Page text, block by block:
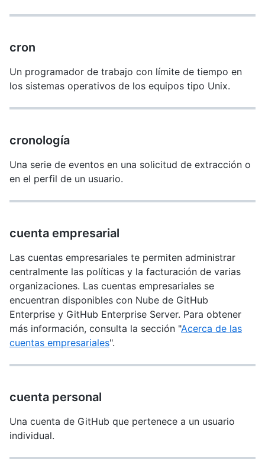
cron
Un programador de trabajo con límite de tiempo en
los sistemas operativos de los equipos tipo Unix.
cronología
Una serie de eventos en una solicitud de extracción o
en el perfil de un usuario.
cuenta empresarial
Las cuentas empresariales te permiten administrar
centralmente las políticas y la facturación de varias
organizaciones. Las cuentas empresariales se
encuentran disponibles con Nube de GitHub
Enterprise y GitHub Enterprise Server. Para obtener
más información, consulta la sección "Acerca de las
cuentas empresariales".
cuenta personal
Una cuenta de GitHub que pertenece a un usuario
individual.